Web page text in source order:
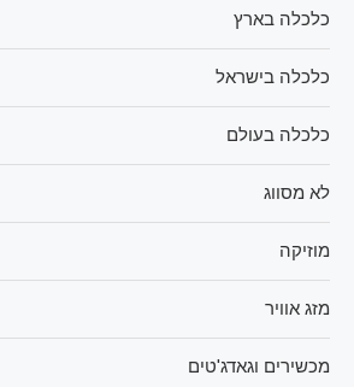
כלכלה בארץ
כלכלה בישראל
כלכלה בעולם
לא מסווג
מוזיקה
מזג אוויר
מכשירים וגאדג'טים